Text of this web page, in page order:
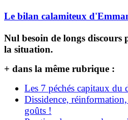
Le bilan calamiteux
Nul besoin de longs discours
la situation.
+ dans la même rubrique :
Les 7 péchés capitaux du
Dissidence,
goûts !